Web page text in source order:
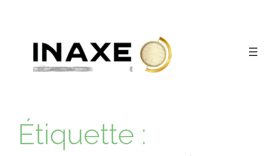
contenu
Étiquette :